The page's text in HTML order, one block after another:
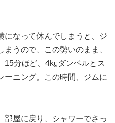
になって休んでしまうと、ジ
うので、この勢いのまま、
15分ほど、4kgダンベルとス
ーニング。この時間、ジムに
部屋に戻り、シャワーでさっ